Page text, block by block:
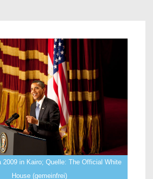
2009 in Kairo; Quelle: The Official White
House (gemeinfrei)